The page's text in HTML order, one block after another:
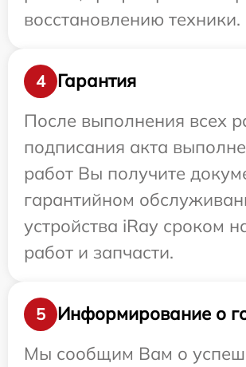
восстановлению техники.
4
Гарантия
После выполнения всех
подписания акта
работ Вы получите
гарантийном
устройства iRay сроком
работ и запчасти.
5
Информирование о
Мы сообщим Вам о